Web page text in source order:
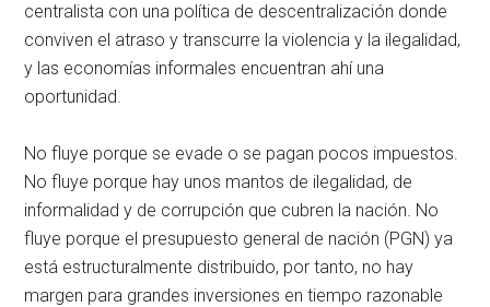
centralista con una política de descentralización donde
conviven el atraso y transcurre la violencia y la ilegalidad,
y las economías informales encuentran ahí una
oportunidad.
No fluye porque se evade o se pagan pocos impuestos.
No fluye porque hay unos mantos de ilegalidad, de
informalidad y de corrupción que cubren la nación. No
fluye porque el presupuesto general de nación (PGN) ya
está estructuralmente distribuido, por tanto, no hay
margen para grandes inversiones en tiempo razonable